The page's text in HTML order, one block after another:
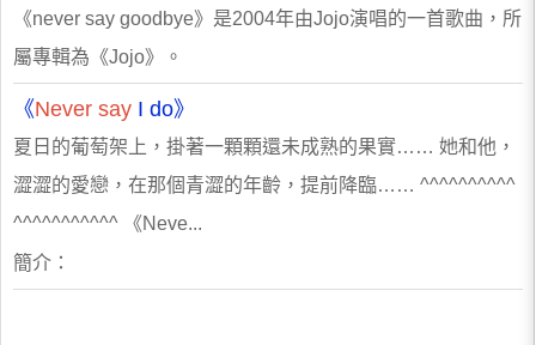
《never say goodbye》是2004年由Jojo演唱的一首歌曲，所
屬專輯為《Jojo》。
《Never say I do》
夏日的葡萄架上，掛著一顆顆還未成熟的果實…… 她和他，
澀澀的愛戀，在那個青澀的年齡，提前降臨…… ^^^^^^^^^^
^^^^^^^^^^^ 《Neve...
簡介：